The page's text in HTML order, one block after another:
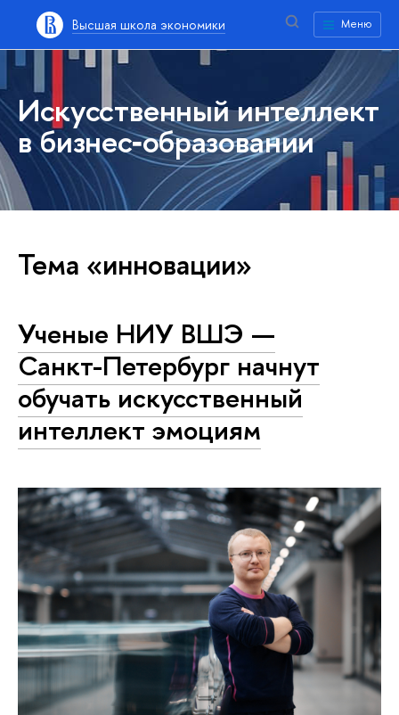
Высшая школа экономики Меню
Искусственный интеллект
в бизнес‑образовании
Тема «инновации»
Ученые НИУ ВШЭ —
Санкт-Петербург начнут
обучать искусственный
интеллект эмоциям